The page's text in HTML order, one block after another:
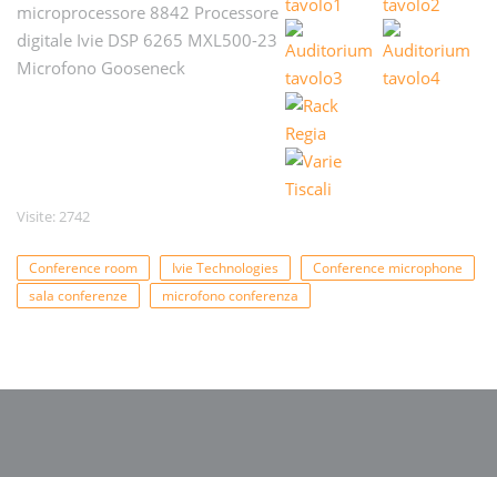
microprocessore 8842 Processore
digitale Ivie DSP 6265 MXL500-23
Microfono Gooseneck
Visite: 2742
Conference room Ivie Technologies
Conference microphone
sala conferenze
microfono conferenza